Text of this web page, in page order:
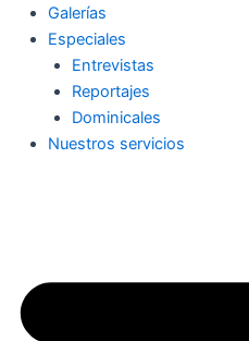
Galerías
Especiales
Entrevistas
Reportajes
Dominicales
Nuestros servicios